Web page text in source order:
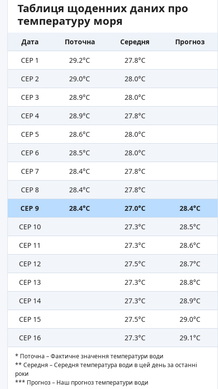
Таблиця щоденних даних про
температуру моря
Дата Поточна Середня
Прогноз
СЕР 1
29.2°C
27.8°C
СЕР 2
29.0°C
28.0°C
СЕР 3
28.9°C
28.0°C
СЕР 4
28.9°C
27.8°C
СЕР 5
28.6°C
28.0°C
СЕР 6
28.5°C
28.0°C
СЕР 7
28.4°C
27.8°C
СЕР 8
28.4°C
27.8°C
СЕР 9
28.4°C 27.0°C
28.4°C
СЕР 10
27.3°C
28.5°C
СЕР 11
27.3°C
28.6°C
СЕР 12
27.5°C
28.7°C
СЕР 13
27.3°C
28.8°C
СЕР 14
27.3°C
28.9°C
СЕР 15
27.5°C
29.0°C
СЕР 16
27.3°C 29.1°C
* Поточна – Фактичне значення температури води
** Середня – Середня температура води в цей день за останні
роки
*** Прогноз – Наш прогноз температури води